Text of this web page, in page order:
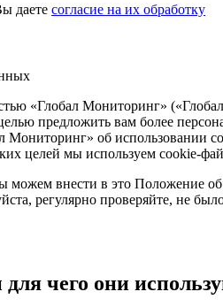
даете согласие на их обработку
«Глобал Мониторинг»
предложить вам более
об использовании
целей мы используем cookie-
внести в это Положение об
регулярно проверяйте, не
чего они